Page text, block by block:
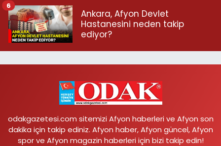
Ankara, Afyon Devlet
Hastanesini neden takip
ediyor?
6
odakgazetesi.com sitemizi Afyon haberleri ve Afyon son
dakika için takip ediniz. Afyon haber, Afyon güncel, Afyon
spor ve Afyon magazin haberleri için bizi takip edin!